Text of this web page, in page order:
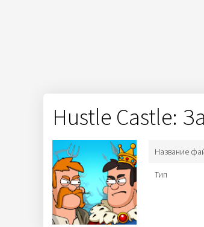
Hustle Castle:
Название
Тип